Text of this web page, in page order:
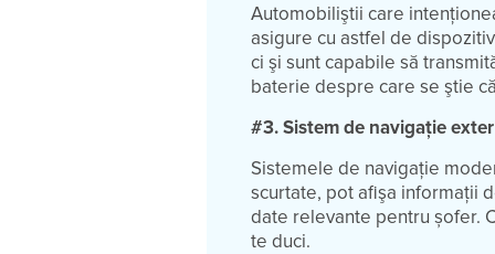
Automobiliştii care
asigure cu astfel de
ci şi sunt capabile să
baterie despre care se ştie
#3. Sistem de navigaţie
Sistemele de navigaţie
scurtate, pot afişa informaţii
date relevante pentru șofer.
te duci.